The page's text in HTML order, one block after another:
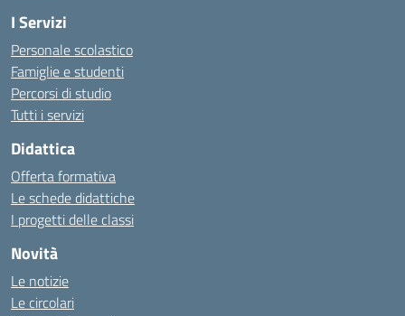
I Servizi
Personale scolastico
Famiglie e studenti
Percorsi di studio
Tutti i servizi
Didattica
Offerta formativa
Le schede didattiche
I progetti delle classi
Novità
Le notizie
Le circolari